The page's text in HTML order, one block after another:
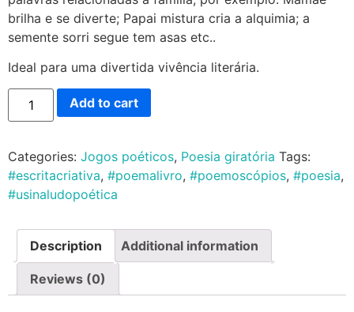
brilha e se diverte; Papai mistura cria a alquimia; a
semente sorri segue tem asas etc..
Ideal para uma divertida vivência literária.
Add to cart
Categories: Jogos poéticos, Poesia giratória Tags:
#escritacriativa, #poemalivro, #poemoscópios, #poesia,
#usinaludopoética
Description Additional information
Reviews (0)